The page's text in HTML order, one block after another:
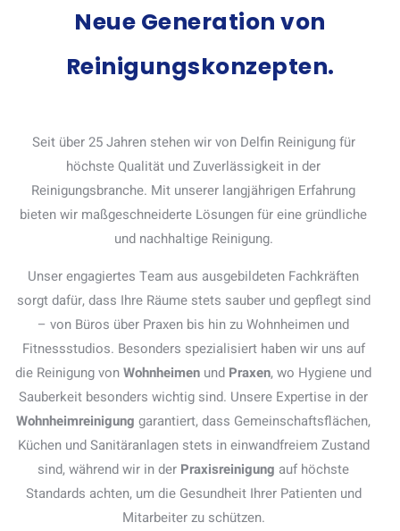
Neue Generation von
Reinigungskonzepten.
Seit über 25 Jahren stehen wir von Delfin Reinigung für
höchste Qualität und Zuverlässigkeit in der
Reinigungsbranche. Mit unserer langjährigen Erfahrung
bieten wir maßgeschneiderte Lösungen für eine gründliche
und nachhaltige Reinigung.
Unser engagiertes Team aus ausgebildeten Fachkräften
sorgt dafür, dass Ihre Räume stets sauber und gepflegt sind
– von Büros über Praxen bis hin zu Wohnheimen und
Fitnessstudios. Besonders spezialisiert haben wir uns auf
die Reinigung vonWohnheimen und Praxen, wo Hygiene und
Sauberkeit besonders wichtig sind. Unsere Expertise in der
Wohnheimreinigung garantiert, dass Gemeinschaftsflächen,
Küchen und Sanitäranlagen stets in einwandfreiem Zustand
sind, während wir in der Praxisreinigung auf höchste
Standards achten, um die Gesundheit Ihrer Patienten und
Mitarbeiter zu schützen.